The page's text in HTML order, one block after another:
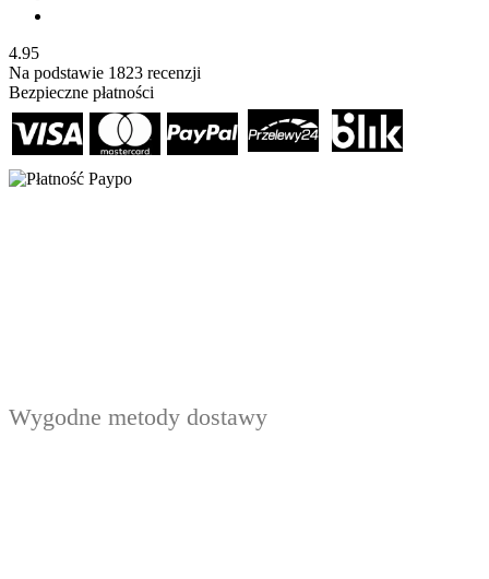
4.95
Na podstawie 1823 recenzji
Bezpieczne płatności
Wygodne metody dostawy